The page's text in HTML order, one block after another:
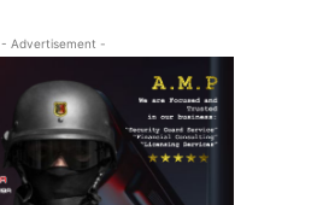
- Advertisement -